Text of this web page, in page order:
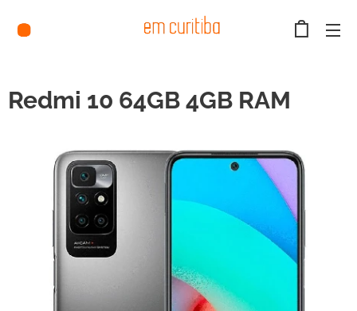
Redmi 10 64GB 4GB RAM